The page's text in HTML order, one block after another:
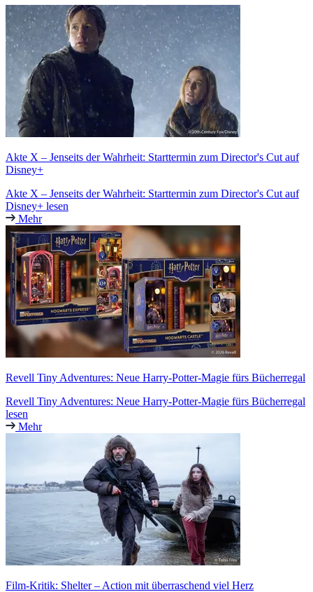
Akte X – Jenseits der Wahrheit: Starttermin zum Director's Cut auf
Disney+
Akte X – Jenseits der Wahrheit: Starttermin zum Director's Cut auf
Disney+ lesen
Mehr
Revell Tiny Adventures: Neue Harry-Potter-Magie fürs Bücherregal
Revell Tiny Adventures: Neue Harry-Potter-Magie fürs Bücherregal
lesen
Mehr
Film-Kritik: Shelter – Action mit überraschend viel Herz